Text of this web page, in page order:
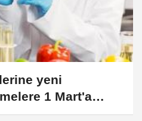
yeni
1 Mart'a